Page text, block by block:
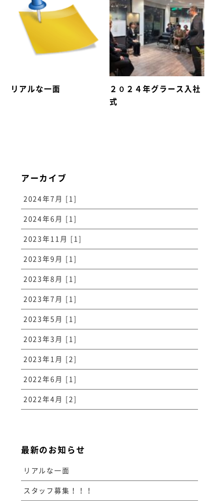
リアルな一面
２０２４年グラース入社
式
アーカイブ
2024年7月 [1]
2024年6月 [1]
2023年11月 [1]
2023年9月 [1]
2023年8月 [1]
2023年7月 [1]
2023年5月 [1]
2023年3月 [1]
2023年1月 [2]
2022年6月 [1]
2022年4月 [2]
最新のお知らせ
リアルな一面
スタッフ募集！！！